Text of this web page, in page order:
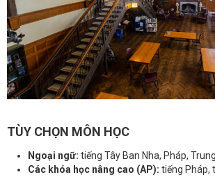
TÙY CHỌN MÔN HỌC
Ngoại ngữ: tiếng Tây Ban Nha, Pháp, Trung
Các khóa học nâng cao (AP): tiếng Pháp,